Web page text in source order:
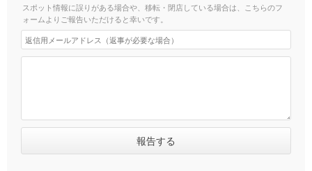
スポット情報に誤りがある場合や、移転・閉店している場合は、こちらのフ
ォームよりご報告いただけると幸いです。